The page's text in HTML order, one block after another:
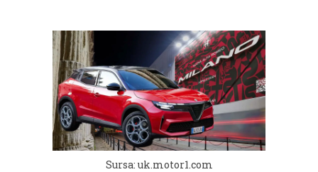
Sursa: uk.motor1.com